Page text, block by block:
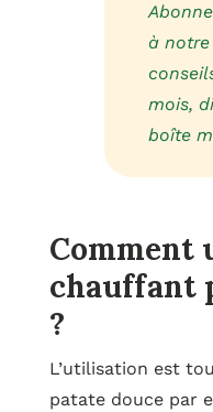
à notre
mois,
boîte
Comment
chauffant
?
L’utilisation est
patate douce par